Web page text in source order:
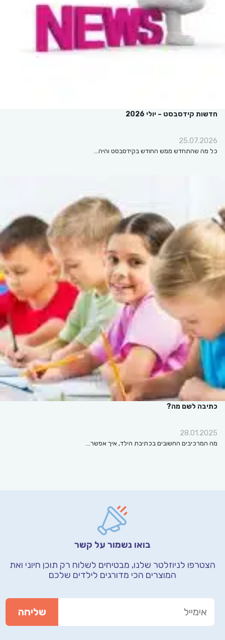
חדשות קידסבסט – יולי 2026
25.07.2026
כל מה שהתחדש ממש החודש בקידסבסט והיה…
כתיבה לשם מה?
28.01.2025
מה המרכיבים החשובים בכתיבת הילד, איך אפשר…
בואו נשמור על קשר
הצטרפו לניוזלטר שלנו, מבטיחים לשלוח רק תוכן חיוני ואת
המוצרים הכי מדורגים לילדים שלכם